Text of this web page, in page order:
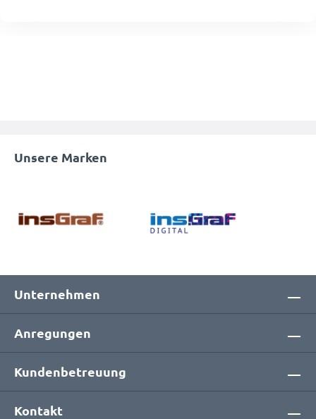
Unsere Marken
Unternehmen
Anregungen
Kundenbetreuung
Kontakt